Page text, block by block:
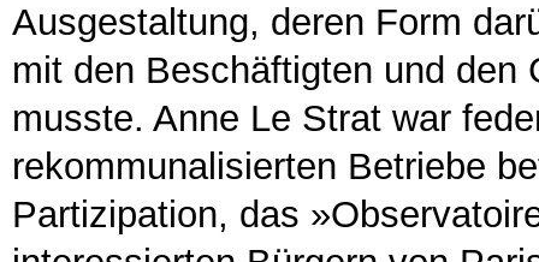
Ausgestaltung, deren Form
mit den Beschäftigten und den
musste. Anne Le Strat war
rekommunalisierten Betriebe
Partizipation, das